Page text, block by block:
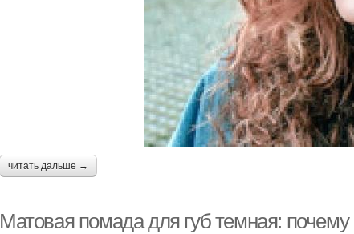
читать дальше →
Матовая помада для губ темная: